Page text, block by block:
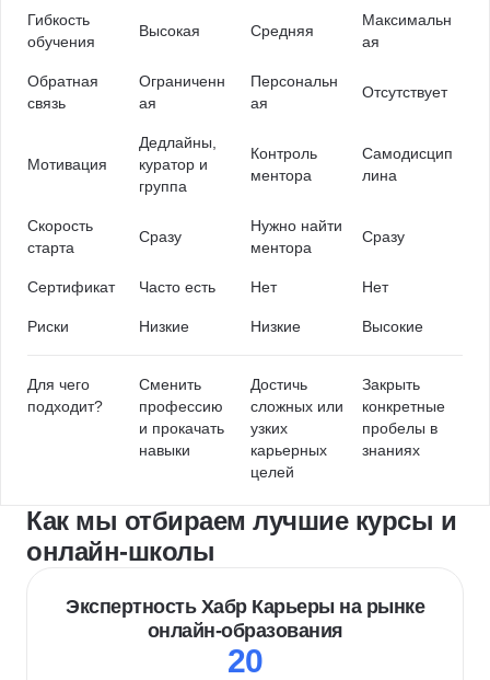
Гибкость
обучения
Высокая Средняя
Максимальн
ая
Обратная
связь
Ограниченн
ая
Персональн
ая
Отсутствует
Мотивация
Дедлайны,
куратор и
группа
Контроль
ментора
Самодисцип
лина
Скорость
старта
Сразу
Нужно найти
ментора
Сразу
Сертификат Часто есть Нет Нет
Риски Низкие Низкие Высокие
Для чего
подходит?
Сменить
профессию
и прокачать
навыки
Достичь
сложных или
узких
карьерных
целей
Закрыть
конкретные
пробелы в
знаниях
Как мы отбираем лучшие курсы и
онлайн-школы
Экспертность Хабр Карьеры на рынке
онлайн-образования
20